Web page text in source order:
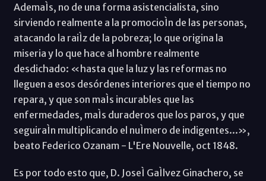
AdemaÌs, no de una forma asistencialista, sino
sirviendo realmente a la promocioÌn de las personas,
atacando la raiÌz de la pobreza; lo que origina la
miseria y lo que hace al hombre realmente
desdichado: «hasta que la luz y las reformas no
lleguen a esos desórdenes interiores que el tiempo no
repara, y que son maÌs incurables que las
enfermedades, maÌs duraderos que los paros, y que
seguiraÌn multiplicando el nuÌmero de indigentes...»,
beato Federico Ozanam - L'Ere Nouvelle, oct 1848.
Es por todo esto que, D. JoseÌ GaÌlvez Ginachero, se